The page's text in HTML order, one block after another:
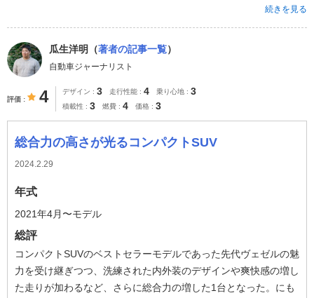
続きを見る
瓜生洋明（著者の記事一覧）
自動車ジャーナリスト
評価 4 デザイン 3 走行性能 4 乗り心地 3
積載性 3 燃費 4 価格 3
総合力の高さが光るコンパクトSUV
2024.2.29
年式
2021年4月〜モデル
総評
コンパクトSUVのベストセラーモデルであった先代ヴェゼルの魅
力を受け継ぎつつ、洗練された内外装のデザインや爽快感の増し
た走りが加わるなど、さらに総合力の増した1台となった。にも